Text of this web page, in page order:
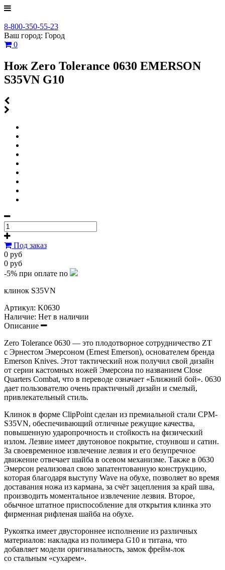
8-800-350-55-23
Ваш город: Город
0
Нож Zero Tolerance 0630 EMERSON
S35VN G10
Под заказ
0 руб
0 руб
-5% при оплате по
клинок S35VN
Артикул: K0630
Наличие: Нет в наличии
Описание
Zero Tolerance 0630 — это плодотворное сотрудничество ZT
с Эрнестом Эмерсоном (Ernest Emerson), основателем бренда
Emerson Knives. Этот тактический нож получил свой дизайн
от серии кастомных ножей Эмерсона по названием Close
Quarters Combat, что в переводе означает «Ближний бой». 0630
дает пользователю очень практичный дизайн и смелый,
привлекательный стиль.
Клинок в форме ClipPoint сделан из премиальной стали CPM-
S35VN, обеспечивающий отличные режущие качества,
повышенную ударопрочность и стойкость на физический
излом. Лезвие имеет двутоновое покрытие, стоунвош и сатин.
За своевременное извлечение лезвия и его безупречное
движение отвечает шайба в осевом механизме. Также в 0630
Эмерсон реализовал свою запатентованную конструкцию,
которая благодаря выступу Wave на обухе, позволяет во время
доставания ножа из кармана, за счёт зацепления за край шва,
производить моментальное извлечение лезвия. Второе,
обычное штатное приспособление для открытия клинка это
фирменная рифленая шайба на обухе.
Рукоятка имеет двустороннее исполнение из различных
материалов: накладка из полимера G10 и титана, что
добавляет модели оригинальность, замок фрейм-лок
со стальным «сухарем».